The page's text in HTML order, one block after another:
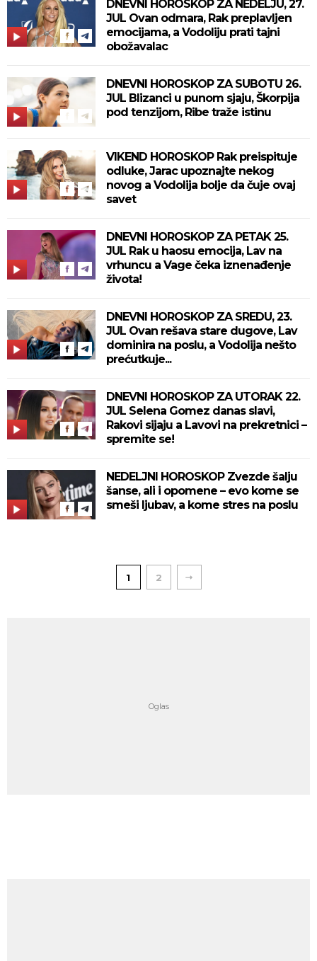
DNEVNI HOROSKOP ZA NEDELJU, 27.
JUL Ovan odmara, Rak preplavljen
emocijama, a Vodoliju prati tajni
obožavalac
DNEVNI HOROSKOP ZA SUBOTU 26.
JUL Blizanci u punom sjaju, Škorpija
pod tenzijom, Ribe traže istinu
VIKEND HOROSKOP Rak preispituje
odluke, Jarac upoznajte nekog
novog a Vodolija bolje da čuje ovaj
savet
DNEVNI HOROSKOP ZA PETAK 25.
JUL Rak u haosu emocija, Lav na
vrhuncu a Vage čeka iznenađenje
života!
DNEVNI HOROSKOP ZA SREDU, 23.
JUL Ovan rešava stare dugove, Lav
dominira na poslu, a Vodolija nešto
prećutkuje...
DNEVNI HOROSKOP ZA UTORAK 22.
JUL Selena Gomez danas slavi,
Rakovi sijaju a Lavovi na prekretnici –
spremite se!
NEDELJNI HOROSKOP Zvezde šalju
šanse, ali i opomene – evo kome se
smeši ljubav, a kome stres na poslu
1 2